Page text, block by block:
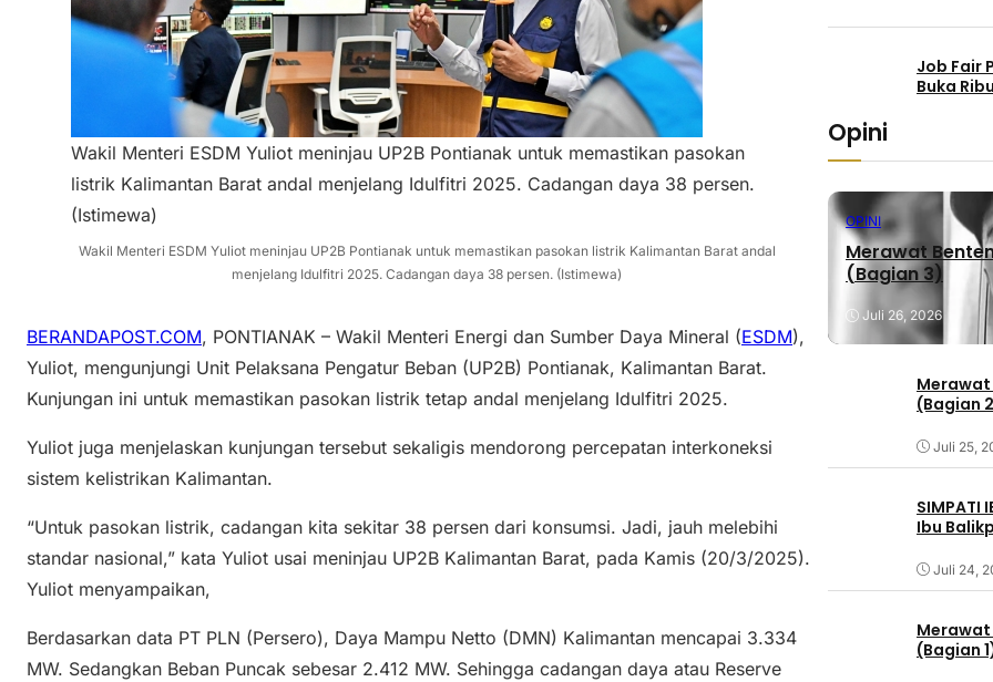
Wakil Menteri ESDM Yuliot meninjau UP2B Pontianak untuk memastikan pasokan
listrik Kalimantan Barat andal menjelang Idulfitri 2025. Cadangan daya 38 persen.
(Istimewa)
Wakil Menteri ESDM Yuliot meninjau UP2B Pontianak untuk memastikan pasokan listrik Kalimantan Barat andal
menjelang Idulfitri 2025. Cadangan daya 38 persen. (Istimewa)
BERANDAPOST.COM, PONTIANAK – Wakil Menteri Energi dan Sumber Daya Mineral (ESDM),
Yuliot, mengunjungi Unit Pelaksana Pengatur Beban (UP2B) Pontianak, Kalimantan Barat.
Kunjungan ini untuk memastikan pasokan listrik tetap andal menjelang Idulfitri 2025.
Yuliot juga menjelaskan kunjungan tersebut sekaligis mendorong percepatan interkoneksi
sistem kelistrikan Kalimantan.
“Untuk pasokan listrik, cadangan kita sekitar 38 persen dari konsumsi. Jadi, jauh melebihi
standar nasional,” kata Yuliot usai meninjau UP2B Kalimantan Barat, pada Kamis (20/3/2025).
Yuliot menyampaikan,
Berdasarkan data PT PLN (Persero), Daya Mampu Netto (DMN) Kalimantan mencapai 3.334
MW. Sedangkan Beban Puncak sebesar 2.412 MW. Sehingga cadangan daya atau Reserve
Job Fair
Buka
Opini
OPINI
Merawat
(Bagian 3)
Juli 26, 2026
Merawat
(Bagian
Juli 25,
SIMPATI
Ibu
Juli 24,
Merawat
(Bagian